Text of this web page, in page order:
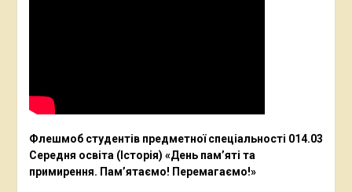
Флешмоб студентів предметної спеціальності 014.03
Середня освіта (Історія) «День пам’яті та
примирення. Пам’ятаємо! Перемагаємо!»